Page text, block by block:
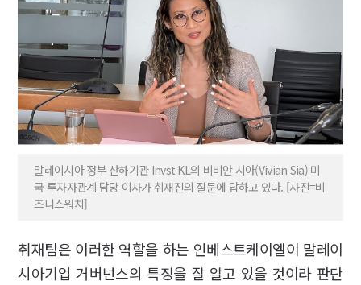
말레이시아 정부 산하기관 Invst KL의 비비안 시아(Vivian Sia) 미
국 투자자관계 담당 이사가 취재진의 질문에 답하고 있다. [사진=비
즈니스워치]
취재팀은 이러한 역할을 하는 인베스트케이엘이 말레이
시아기업 거버넌스의 특징을 잘 알고 있을 것이라 판단